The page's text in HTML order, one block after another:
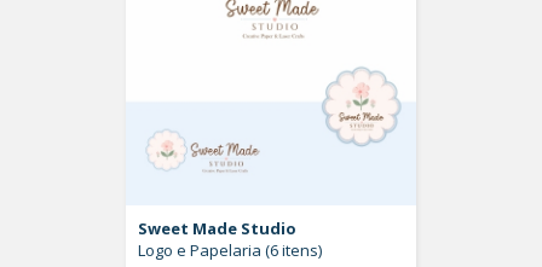
Sweet Made Studio
Logo e Papelaria (6 itens)